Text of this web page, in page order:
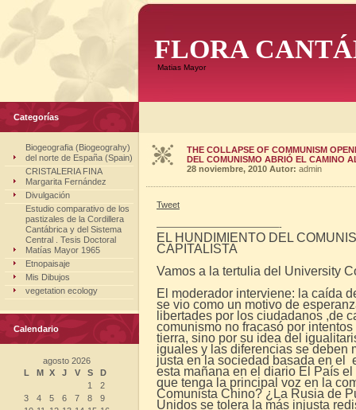
FLORA
Matias Mayor
Categorías
Biogeografia (Biogeograhy)
del norte de España (Spain)
CRISTALERIA FINA
Margarita Fernández
Divulgación
Estudio comparativo de los
pastizales de la Cordillera
Cantábrica y del Sistema
Central . Tesis Doctoral
Matías Mayor 1965
Etnopaisaje
Mis Dibujos
vegetation ecology
Calendario
agosto 2026
L
M X J V S
D
1
2
3
4 5 6 7 8
9
THE COLLAPSE OF COMMUNISM
DEL COMUNISMO ABRIÓ EL CAMINO
28 noviembre, 2010 Autor: admin
Tweet
——————————————-
EL HUNDIMIENTO DEL
CAPITALISTA
Vamos a la tertulia del University
El moderador interviene: la caída
se vio como un motivo de
libertades por los ciudadanos ,de
comunismo no fracasó por
tierra, sino por su idea del
iguales y las diferencias se deben
justa en la sociedad basada en el
esta mañana en el diario El País
que tenga la principal voz en la
Comunista Chino? ¿La Rusia de
Unidos se tolera la más injusta